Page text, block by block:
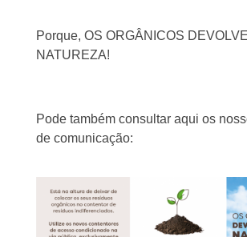
Porque, OS ORGÂNICOS
NATUREZA!
Pode também consultar aqui os
de comunicação: